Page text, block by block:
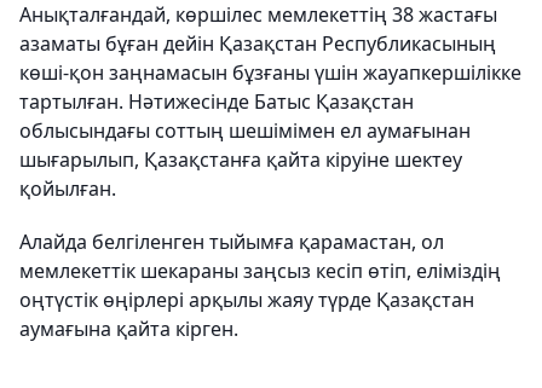
Анықталғандай, көршілес мемлекеттің 38 жастағы
азаматы бұған дейін Қазақстан Республикасының
көші-қон заңнамасын бұзғаны үшін жауапкершілікке
тартылған. Нәтижесінде Батыс Қазақстан
облысындағы соттың шешімімен ел аумағынан
шығарылып, Қазақстанға қайта кіруіне шектеу
қойылған.
Алайда белгіленген тыйымға қарамастан, ол
мемлекеттік шекараны заңсыз кесіп өтіп, еліміздің
оңтүстік өңірлері арқылы жаяу түрде Қазақстан
аумағына қайта кірген.